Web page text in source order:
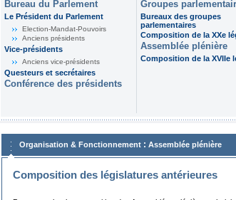
Bureau du Parlement
Le Président du Parlement
Election-Mandat-Pouvoirs
Anciens présidents
Vice-présidents
Anciens vice-présidents
Questeurs et secrétaires
Conférence des présidents
Groupes
Bureaux des groupes
parlementaires
Composition de la XXe
Assemblée plénière
Composition de la XVIIe
Organisation & Fonctionnement : Assemblée plénière
Composition des législatures antérieures